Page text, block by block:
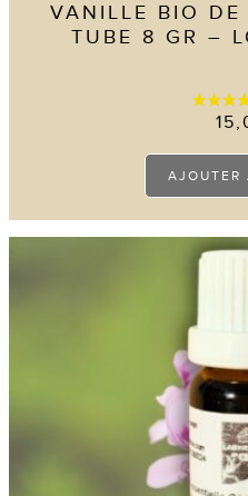
VANILLE BIO
TUBE 8 GR –
AJOUTER